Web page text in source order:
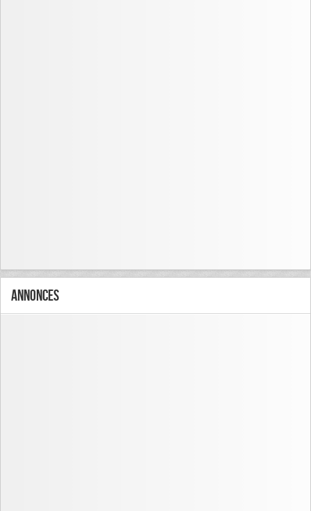
Annonces